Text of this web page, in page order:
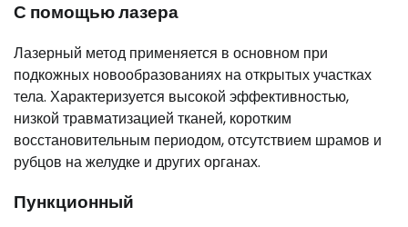
С помощью лазера
Лазерный метод применяется в основном при
подкожных новообразованиях на открытых участках
тела. Характеризуется высокой эффективностью,
низкой травматизацией тканей, коротким
восстановительным периодом, отсутствием шрамов и
рубцов на желудке и других органах.
Пункционный